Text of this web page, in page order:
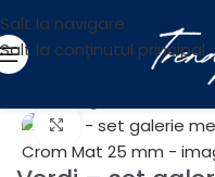
Salt la navigare
Salt la conținutul principal
Fă clic pentru a